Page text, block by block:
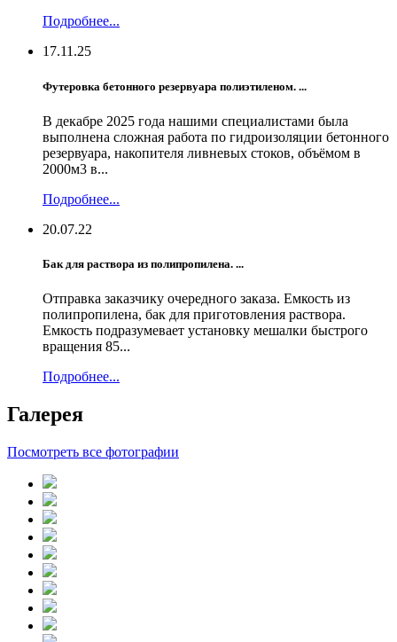
Подробнее...
17.11.25
Футеровка бетонного резервуара полиэтиленом. ...
В декабре 2025 года нашими специалистами была
выполнена сложная работа по гидроизоляции бетонного
резервуара, накопителя ливневых стоков, объёмом в
2000м3 в...
Подробнее...
20.07.22
Бак для раствора из полипропилена. ...
Отправка заказчику очередного заказа. Емкость из
полипропилена, бак для приготовления раствора.
Емкость подразумевает установку мешалки быстрого
вращения 85...
Подробнее...
Галерея
Посмотреть все фотографии